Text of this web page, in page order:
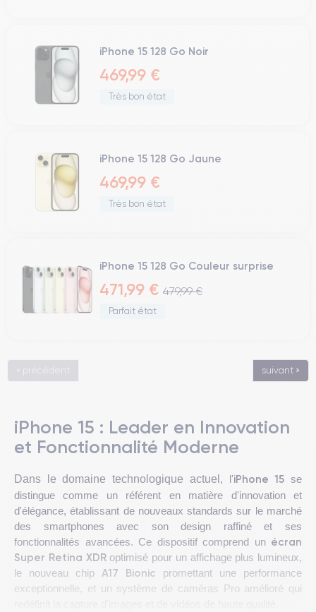
iPhone 15 128 Go Noir
469,99 €
Très bon état
iPhone 15 128 Go Jaune
469,99 €
Très bon état
iPhone 15 128 Go Couleur surprise
471,99 € 479,99 €
Parfait état
« précédent suivant »
iPhone 15 : Leader en Innovation
et Fonctionnalité Moderne
Dans le domaine technologique actuel, l'iPhone 15 se
distingue comme un référent en matière d'innovation et
d'élégance, établissant de nouveaux standards sur le marché
des smartphones avec son design raffiné et ses
fonctionnalités avancées. Ce dispositif comprend un écran
Super Retina XDRoptimisé pour un affichage plus lumineux,
le nouveau chip A17 Bionic promettant une performance
exceptionnelle, et un système de caméras Pro amélioré qui